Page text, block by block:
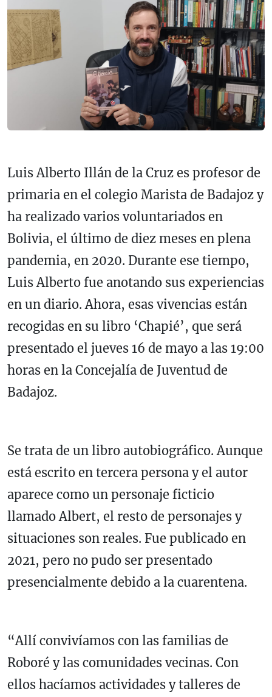
Luis Alberto Illán de la Cruz es profesor de
primaria en el colegio Marista de Badajoz y
ha realizado varios voluntariados en
Bolivia, el último de diez meses en plena
pandemia, en 2020. Durante ese tiempo,
Luis Alberto fue anotando sus experiencias
en un diario. Ahora, esas vivencias están
recogidas en su libro ‘Chapié’, que será
presentado el jueves 16 de mayo a las 19:00
horas en la Concejalía de Juventud de
Badajoz.
Se trata de un libro autobiográfico. Aunque
está escrito en tercera persona y el autor
aparece como un personaje ficticio
llamado Albert, el resto de personajes y
situaciones son reales. Fue publicado en
2021, pero no pudo ser presentado
presencialmente debido a la cuarentena.
“Allí convivíamos con las familias de
Roboré y las comunidades vecinas. Con
ellos hacíamos actividades y talleres de